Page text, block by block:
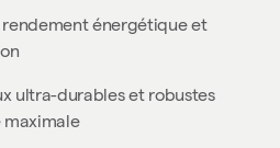
énergétique et
ultra-durables et robustes
maximale